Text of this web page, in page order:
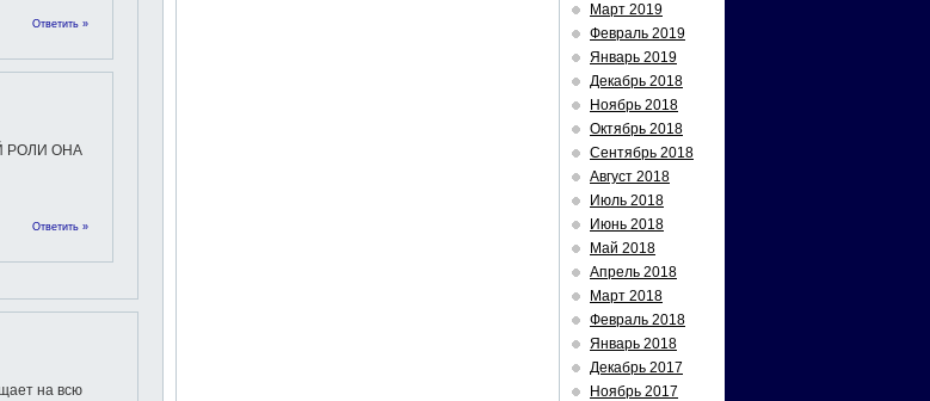
Ответить »
РОЛИ ОНА
Ответить »
на всю
Март 2019
Февраль 2019
Январь 2019
Декабрь 2018
Ноябрь 2018
Октябрь 2018
Сентябрь 2018
Август 2018
Июль 2018
Июнь 2018
Май 2018
Апрель 2018
Март 2018
Февраль 2018
Январь 2018
Декабрь 2017
Ноябрь 2017